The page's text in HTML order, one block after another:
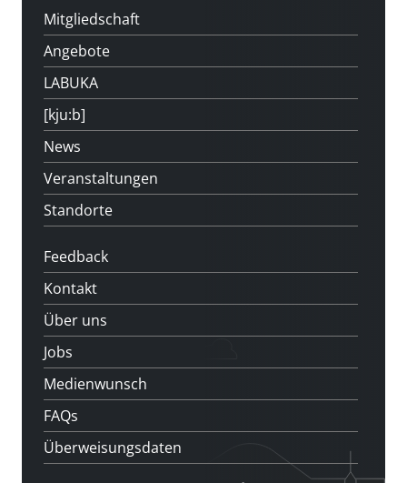
Mitgliedschaft
Angebote
LABUKA
[kju:b]
News
Veranstaltungen
Standorte
Feedback
Kontakt
Über uns
Jobs
Medienwunsch
FAQs
Überweisungsdaten